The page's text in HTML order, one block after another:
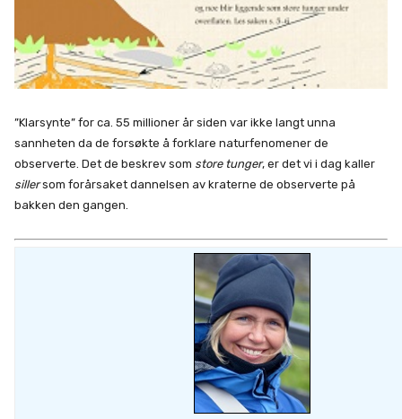
”Klarsynte” for ca. 55 millioner år siden var ikke langt unna
sannheten da de forsøkte å forklare naturfenomener de
observerte. Det de beskrev som store tunger, er det vi i dag kaller
sillersom forårsaket dannelsen av kraterne de observerte på
bakken den gangen.